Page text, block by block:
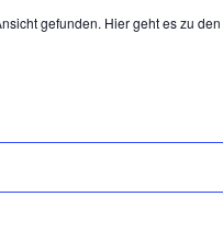
gefunden. Hier geht es zu den